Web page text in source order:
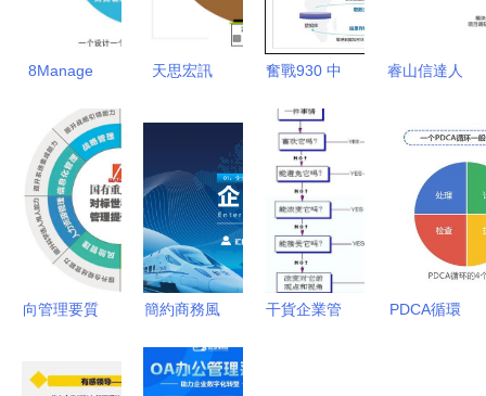
8Manage
打通系
統“壁壘”，
驅動企業高
效協同
天思宏訊
系統的行業
先鋒
奮戰930 中
薪酬管理系
統建設，力
促“三全”目
標落地的管
理升級之路
睿山信達人
造敏捷組
織,優化組
織流程,實
現企業精細
化管理
向管理要質
益、要發展
簡約商務風
理培訓課件
干貨企業管
PDCA循環